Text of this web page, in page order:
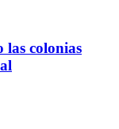
las colonias